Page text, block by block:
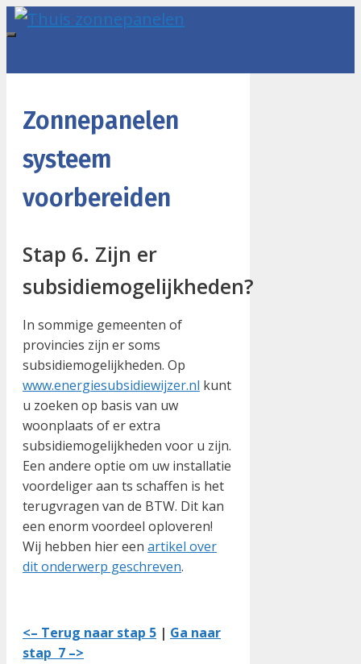
Ga
naar
inhoud
Zonnepanelen
systeem
voorbereiden
Stap 6. Zijn er
subsidiemogelijkheden?
In sommige gemeenten of
provincies zijn er soms
subsidiemogelijkheden. Op
www.energiesubsidiewijzer.nl kunt
u zoeken op basis van uw
woonplaats of er extra
subsidiemogelijkheden voor u zijn.
Een andere optie om uw installatie
voordeliger aan ts schaffen is het
terugvragen van de BTW. Dit kan
een enorm voordeel oploveren!
Wij hebben hier een artikel over
dit onderwerp geschreven.
<– Terug naar stap 5 | Ga naar
stap 7 –>